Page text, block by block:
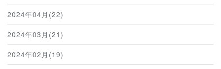
2024年04月(22)
2024年03月(21)
2024年02月(19)